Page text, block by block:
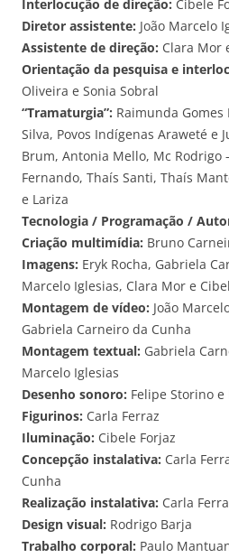
Interlocução de direção: Cibele
Diretor assistente: João Marcelo
Assistente de direção: Clara Mor
Orientação da pesquisa e
Oliveira e Sonia Sobral
“Tramaturgia”: Raimunda Gomes
Silva, Povos Indígenas Araweté e
Brum, Antonia Mello, Mc Rodrigo
Fernando, Thaís Santi, Thaís
e Lariza
Tecnologia / Programação /
Criação multimídia: Bruno
Imagens: Eryk Rocha, Gabriela
Marcelo Iglesias, Clara Mor e
Montagem de vídeo: João
Gabriela Carneiro da Cunha
Montagem textual: Gabriela
Marcelo Iglesias
Desenho sonoro: Felipe Storino
Figurinos: Carla Ferraz
Iluminação: Cibele Forjaz
Concepção instalativa: Carla
Cunha
Realização instalativa: Carla
Design visual: Rodrigo Barja
Trabalho corporal: Paulo